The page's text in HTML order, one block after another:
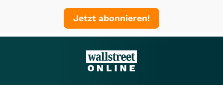
Jetzt abonnieren!